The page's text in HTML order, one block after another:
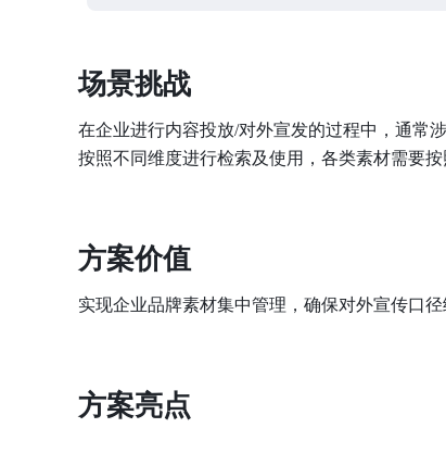
场景挑战
在企业进行内容投放/对外宣发的过程中，通常
按照不同维度进行检索及使用，各类素材需要按
方案价值
实现企业品牌素材集中管理，确保对外宣传口
方案亮点